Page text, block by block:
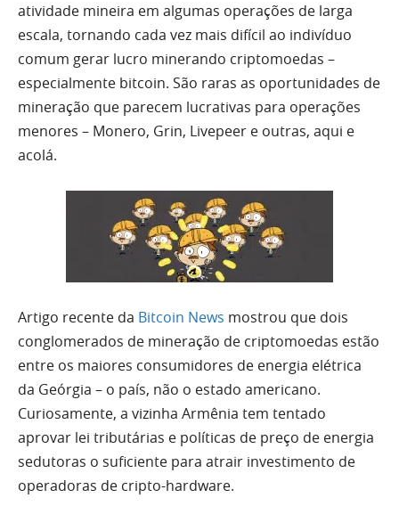
atividade mineira em algumas operações de larga
escala, tornando cada vez mais difícil ao indivíduo
comum gerar lucro minerando criptomoedas –
especialmente bitcoin. São raras as oportunidades de
mineração que parecem lucrativas para operações
menores – Monero, Grin, Livepeer e outras, aqui e
acolá.
Artigo recente da Bitcoin News mostrou que dois
conglomerados de mineração de criptomoedas estão
entre os maiores consumidores de energia elétrica
da Geórgia – o país, não o estado americano.
Curiosamente, a vizinha Armênia tem tentado
aprovar lei tributárias e políticas de preço de energia
sedutoras o suficiente para atrair investimento de
operadoras de cripto-hardware.